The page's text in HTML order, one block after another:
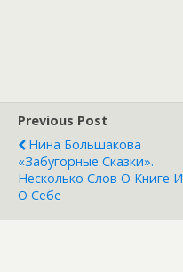
Previous Post
Нина Большакова
«Забугорные Сказки».
Несколько Слов О Книге И
О Себе